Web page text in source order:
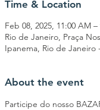
Time & Location
Feb 08, 2025, 11:00 AM –
Rio de Janeiro, Praça
Ipanema, Rio de Janeiro
About the event
Participe do nosso